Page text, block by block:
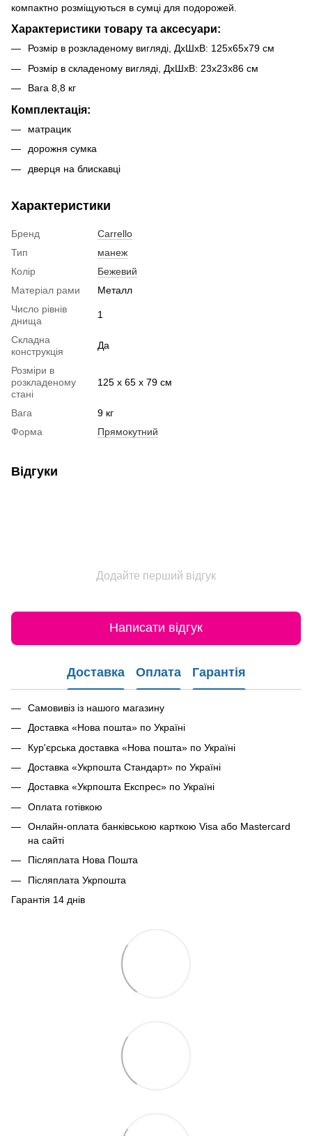
компактно розміщуються в сумці для подорожей.
Характеристики товару та аксесуари:
Розмір в розкладеному вигляді, ДхШхВ: 125х65х79 см
Розмір в складеному вигляді, ДхШхВ: 23х23х86 см
Вага 8,8 кг
Комплектація:
матрацик
дорожня сумка
дверця на блискавці
Характеристики
Бренд
Carrello
Тип
манеж
Колір
Бежевий
Матеріал рами
Металл
Число рівнів
днища
1
Складна
конструкція
Да
Розміри в
розкладеному
стані
125 х 65 х 79 см
Вага
9 кг
Форма
Прямокутний
Відгуки
Додайте перший відгук
Написати відгук
Доставка Оплата Гарантія
Самовивіз із нашого магазину
Доставка «Нова пошта» по Україні
Кур'єрська доставка «Нова пошта» по Україні
Доставка «Укрпошта Стандарт» по Україні
Доставка «Укрпошта Експрес» по Україні
Оплата готівкою
Онлайн-оплата банківською карткою Visa або Mastercard
на сайті
Післяплата Нова Пошта
Післяплата Укрпошта
Гарантія 14 днів